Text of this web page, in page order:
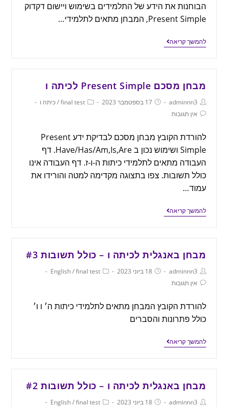
הבוחנות את הידע של התלמידים בשימוש ויישום דקדוק
Present Simple, המבחן מתאים לתלמידי…
להמשך קריאה
מבחן מסכם Present Simple לכיתה ו
adminnn3 17 בספטמבר 2023 final test
/ כיתה ו
אין תגובות
להורדת הקובץ מבחן מסכם לבדיקת ידע Present
Simple ושימוש נכון ב Have/Has/Am,Is,Are. דף
העבודה מתאים לתלמידי כיתות ה-ו-ז. דף העבודה אינו
כולל תשובות. צפו בתצוגה מקדימה למטה והורידו את
עמוד…
להמשך קריאה
מבחן באנגלית לכיתה ו – כולל תשובות #3
adminnn3 18 ביוני 2023 English / final test
אין תגובות
להורדת הקובץ המבחן מתאים לתלמידי כיתות ה׳ ו ו׳
כולל פתרונות והסברים
להמשך קריאה
מבחן באנגלית לכיתה ו – כולל תשובות #2
adminnn3 18 ביוני 2023 English / final test